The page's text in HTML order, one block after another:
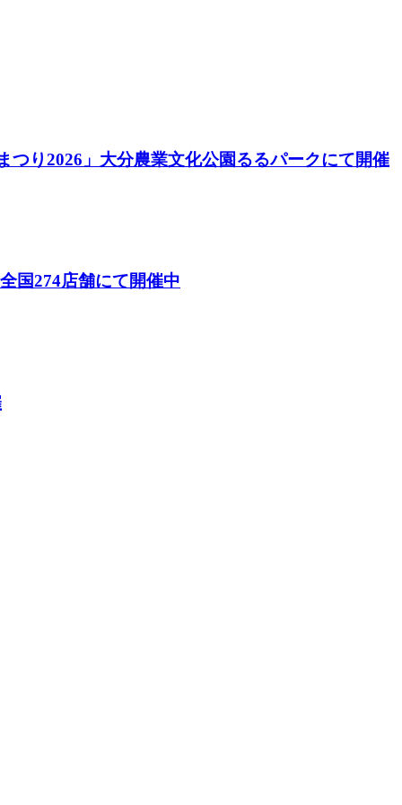
つり2026」大分農業文化公園るるパークにて開催
国274店舗にて開催中